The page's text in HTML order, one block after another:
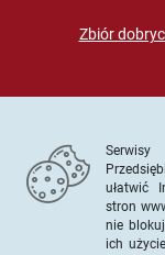
Zbiór
© PARP. Wszelkie
ułatwić
stron
nie
ich